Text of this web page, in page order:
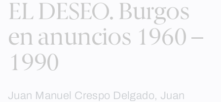
EL DESEO. Burgos
en anuncios 1960 –
1990
Juan Manuel Crespo Delgado, Juan